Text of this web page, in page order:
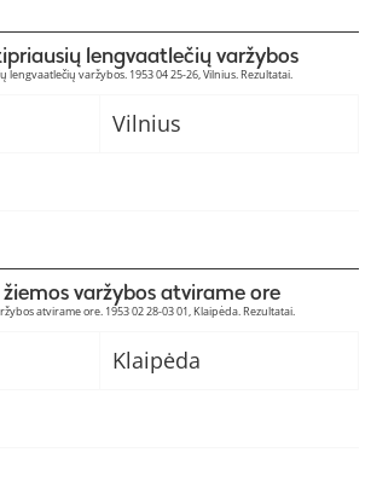
lengvaatlečių varžybos
lengvaatlečių varžybos. 1953 04 25-26, Vilnius. Rezultatai.
Vilnius
varžybos atvirame ore
atvirame ore. 1953 02 28-03 01, Klaipėda. Rezultatai.
Klaipėda